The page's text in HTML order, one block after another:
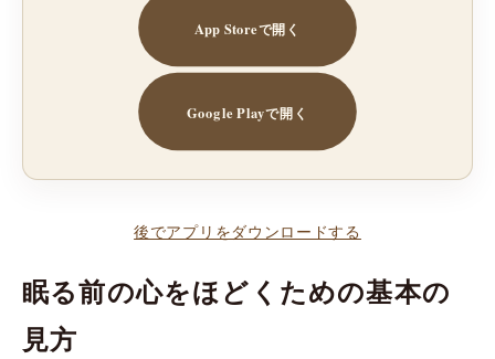
App Storeで開く
Google Playで開く
後でアプリをダウンロードする
眠る前の心をほどくための基本の
見方